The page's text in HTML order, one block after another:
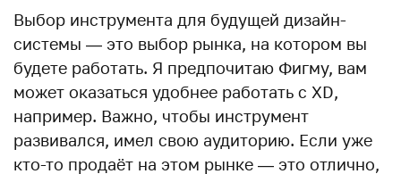
Выбор инструмента для будущей дизайн-
системы — это выбор рынка, на котором вы
будете работать. Я предпочитаю Фигму, вам
может оказаться удобнее работать с XD,
например. Важно, чтобы инструмент
развивался, имел свою аудиторию. Если уже
кто-то продаёт на этом рынке — это отлично,